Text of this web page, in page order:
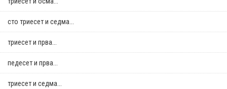
сто триесет и седма...
триесет и прва...
педесет и прва...
триесет и седма...